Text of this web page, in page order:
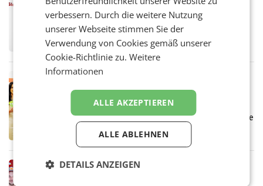
ProSiebenSat.1 spart und macht
überraschend viel Gewinn
UNTERFÖHRING/MAILAND/AMSTERDAM. Der
Fernsehkonzern ProSiebenSat.1 hat im
Frühjahr dank Kostensenkungen operativ
wieder Gewinn gemacht und die
RETAIL
Eine Bühne für Zirkularität: ARA und
Müller informieren am POS über
Kreislauffähigkeit
Über den gesamten August hinweg rücken die
Altstoff Recycling Austria AG (ARA) und der
Handelskonzern Müller die Initiative
„Kreislauf-Helden“ in allen österreichischen
Müller-Filialen
RETAIL
verbessern. Durch die weitere Nutzung
unserer Webseite stimmen Sie der
Verwendung von Cookies gemäß unserer
Cookie-Richtlinie zu.Weitere
Informationen
ALLE AKZEPTIEREN
ALLE ABLEHNEN
DETAILS ANZEIGEN